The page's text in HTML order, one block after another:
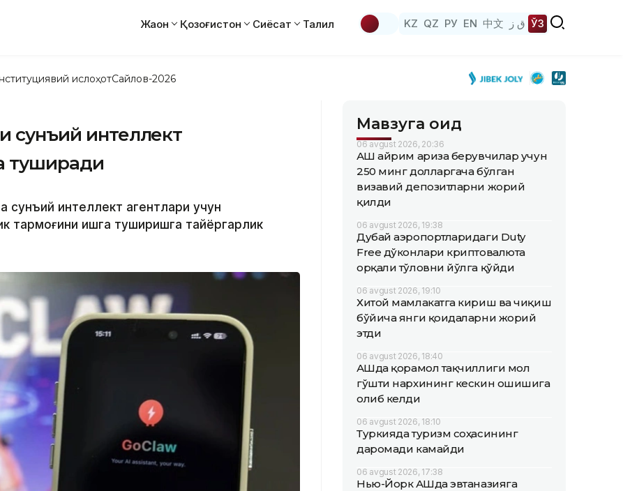
Жаҳон Қозоғистон Сиёсат Таҳлил KZ QZ РУ EN 中文 ق ز ЎЗ
ислоҳотСайлов-2026
сунъий интеллект
туширади
сунъий интеллект агентлари учун
тармоғини ишга туширишга тайёргарлик
Мавзуга оид
06 avgust 2026, 20:36
АҚШ айрим ариза берувчилар учун
250 минг долларгача бўлган
визавий депозитларни жорий
қилди
06 avgust 2026, 19:38
Дубай аэропортларидаги Duty
Free дўконлари криптовалюта
орқали тўловни йўлга қўйди
06 avgust 2026, 19:10
Хитой мамлакатга кириш ва чиқиш
бўйича янги қоидаларни жорий
этди
06 avgust 2026, 18:40
АҚШда қорамол тақчиллиги мол
гўшти нархининг кескин ошишига
олиб келди
06 avgust 2026, 18:10
Туркияда туризм соҳасининг
даромади камайди
06 avgust 2026, 17:38
Нью-Йорк АҚШда эвтаназияга